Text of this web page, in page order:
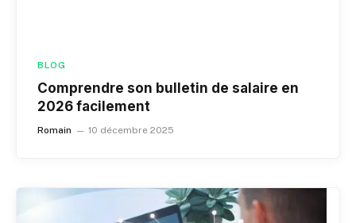
BLOG
Comprendre son bulletin de salaire en
2026 facilement
Romain 10 décembre 2025